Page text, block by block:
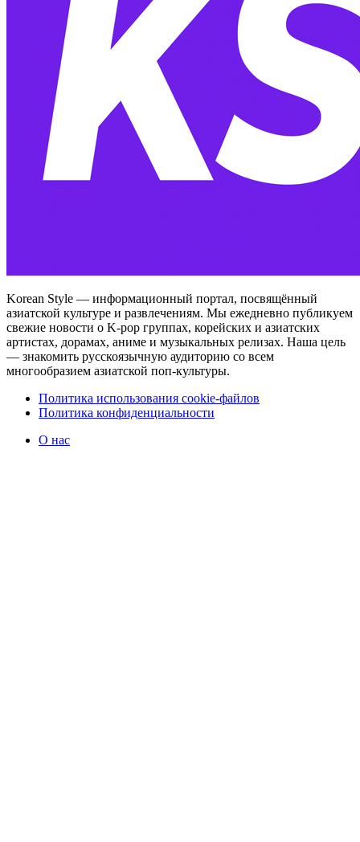
Korean Style — информационный портал, посвящённый
азиатской культуре и развлечениям. Мы ежедневно публикуем
свежие новости о K-pop группах, корейских и азиатских
артистах, дорамах, аниме и музыкальных релизах. Наша цель
— знакомить русскоязычную аудиторию со всем
многообразием азиатской поп-культуры.
Политика использования cookie-файлов
Политика конфиденциальности
О нас